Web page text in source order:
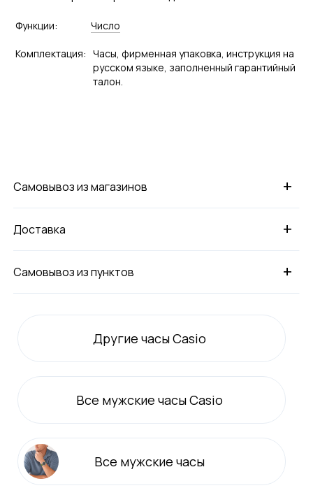
Функции: Число
Комплектация: Часы, фирменная упаковка, инструкция на
русском языке, заполненный гарантийный
талон.
+
Самовывоз из магазинов
+
Доставка
+
Самовывоз из пунктов
Другие часы Casio
Все мужские часы Casio
Все мужские часы